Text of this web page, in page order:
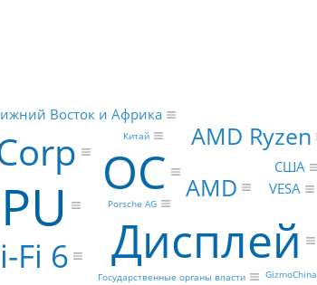
Дисплей
ОС
Fi 6
AMD
AMD Ryzen
VESA
США
Восток и Африка
Porsche AG
Китай
Государственные органы власти GizmoChina